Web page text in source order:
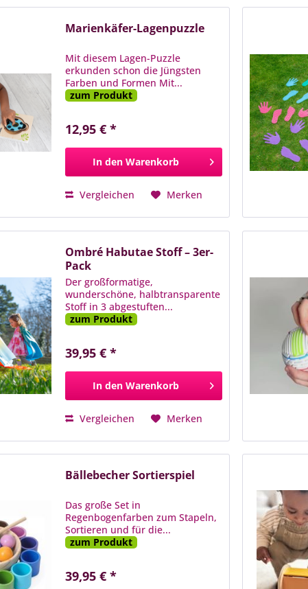
Marienkäfer-Lagenpuzzle
Mit diesem Lagen-Puzzle
erkunden schon die Jüngsten
Farben und Formen Mit...
zum Produkt
12,95 € *
In den Warenkorb
Vergleichen Merken
Ombré Habutae Stoff – 3er-
Pack
Der großformatige,
wunderschöne, halbtransparente
Stoff in 3 abgestuften...
zum Produkt
39,95 € *
In den Warenkorb
Vergleichen Merken
Bällebecher Sortierspiel
Das große Set in
Regenbogenfarben zum Stapeln,
Sortieren und für die...
zum Produkt
39,95 € *